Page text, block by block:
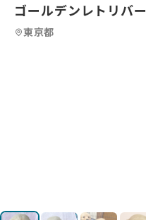
ゴールデンレトリバー
東京都